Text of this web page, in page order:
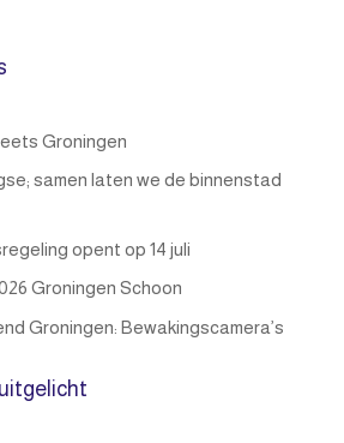
Groningen
samen laten we de binnenstad
opent op 14 juli
Groningen Schoon
Groningen: Bewakingscamera’s